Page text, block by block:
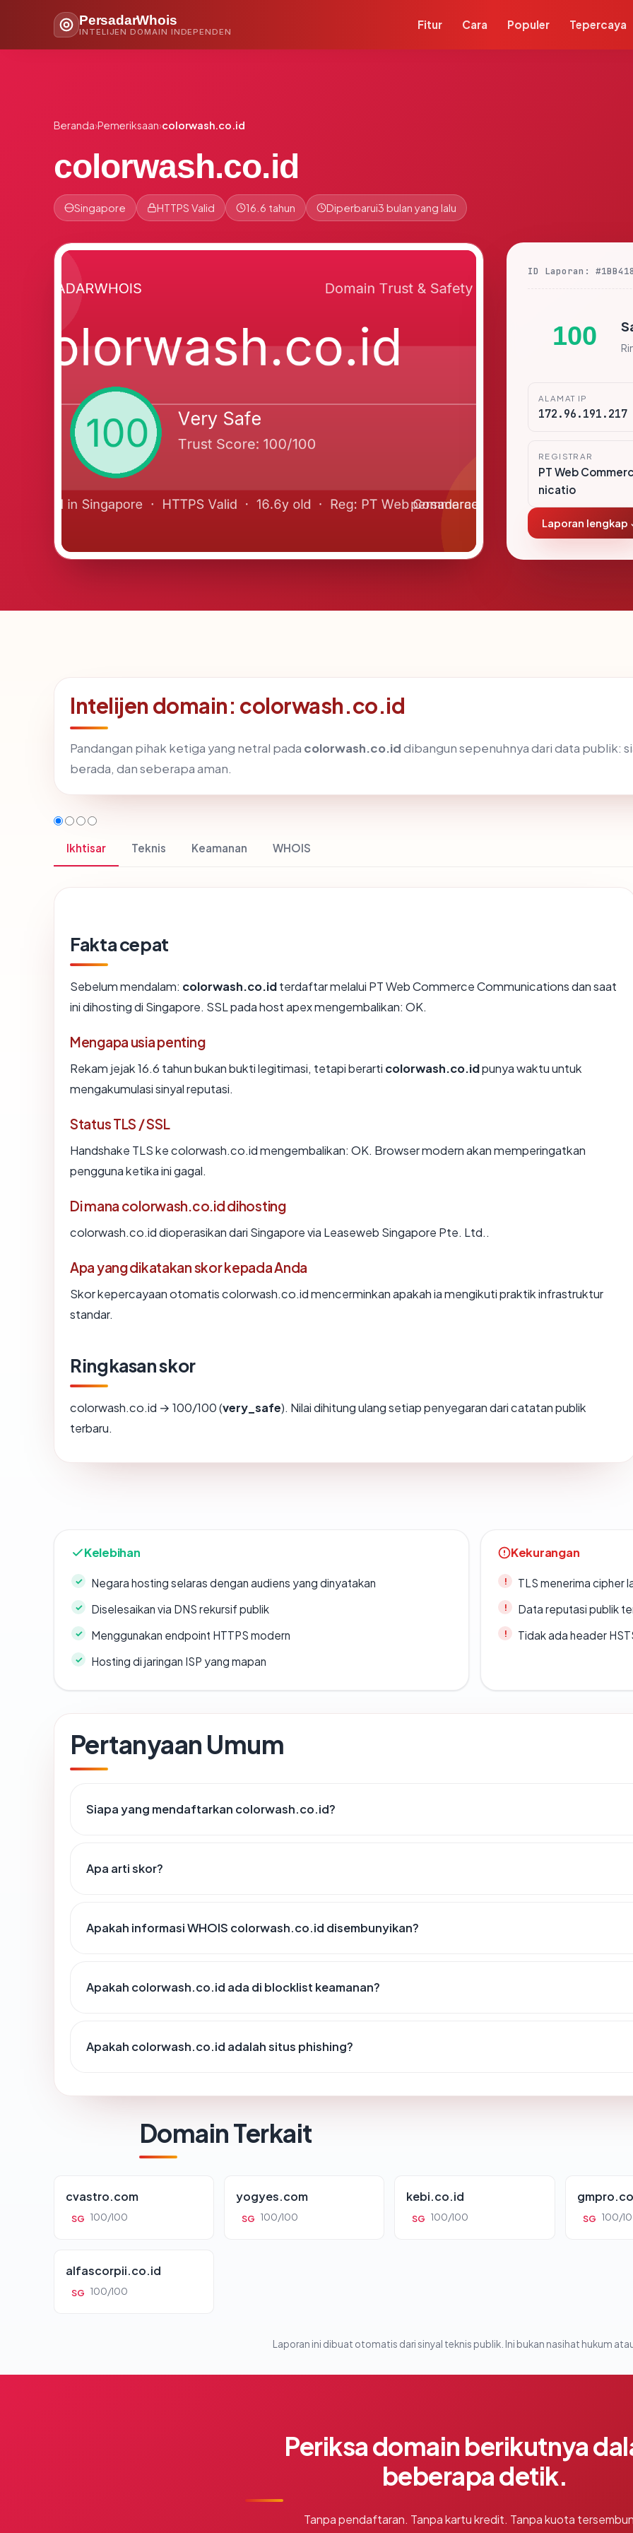
PersadarWhois
INTELIJEN DOMAIN INDEPENDEN
Fitur Cara Populer Tepercaya
Beranda›Pemeriksaan›colorwash.co.id
colorwash.co.id
Singapore HTTPS Valid 16.6 tahun Diperbarui3 bulan yang lalu
ID Laporan:
100
ALAMAT IP
172.96.191.217
REGISTRAR
PT Web
nicatio
Laporan lengkap
Intelijen domain: colorwash.co.id
Pandangan pihak ketiga yang netral pada colorwash.co.iddibangun sepenuhnya dari data publik:
berada, dan seberapa aman.
Ikhtisar Teknis Keamanan WHOIS
Fakta cepat
Sebelum mendalam: colorwash.co.idterdaftar melalui PT Web Commerce Communications dan saat
ini dihosting di Singapore. SSL pada host apex mengembalikan: OK.
Mengapa usia penting
Rekam jejak 16.6 tahun bukan bukti legitimasi, tetapi berarti colorwash.co.idpunya waktu untuk
mengakumulasi sinyal reputasi.
Status TLS / SSL
Handshake TLS ke colorwash.co.id mengembalikan: OK. Browser modern akan memperingatkan
pengguna ketika ini gagal.
Di mana colorwash.co.id dihosting
colorwash.co.id dioperasikan dari Singapore via Leaseweb Singapore Pte. Ltd..
Apa yang dikatakan skor kepada Anda
Skor kepercayaan otomatis colorwash.co.id mencerminkan apakah ia mengikuti praktik infrastruktur
standar.
Ringkasan skor
colorwash.co.id → 100/100 (very_safe). Nilai dihitung ulang setiap penyegaran dari catatan publik
terbaru.
Kelebihan
Negara hosting selaras dengan audiens yang dinyatakan
Diselesaikan via DNS rekursif publik
Menggunakan endpoint HTTPS modern
Hosting di jaringan ISP yang mapan
Kekurangan
TLS menerima cipher
Data reputasi publik
Tidak ada header
Pertanyaan Umum
Siapa yang mendaftarkan colorwash.co.id?
Apa arti skor?
Apakah informasi WHOIS colorwash.co.id disembunyikan?
Apakah colorwash.co.id ada di blocklist keamanan?
Apakah colorwash.co.id adalah situs phishing?
Domain Terkait
cvastro.com
SG 100/100
yogyes.com
SG 100/100
kebi.co.id
SG 100/100 SG 100/
alfascorpii.co.id
SG 100/100
Laporan ini dibuat otomatis dari sinyal teknis publik. Ini bukan nasihat hukum
Periksa domain berikutnya
beberapa detik.
Tanpa pendaftaran. Tanpa kartu kredit. Tanpa kuota